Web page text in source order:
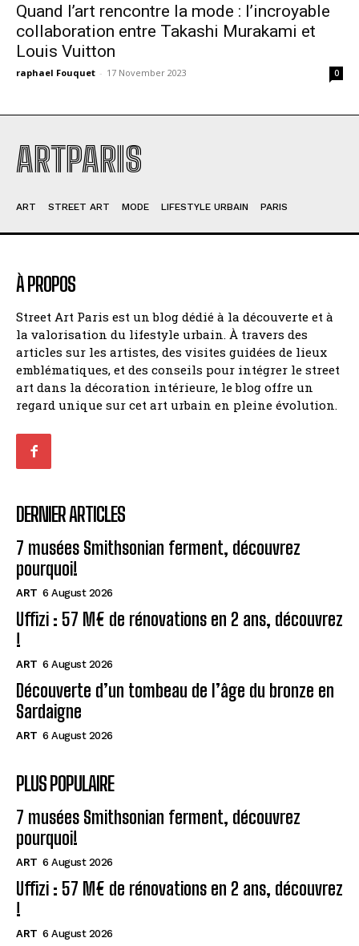
Quand l’art rencontre la mode : l’incroyable
collaboration entre Takashi Murakami et
Louis Vuitton
raphael Fouquet - 17 November 2023 0
ARTPARIS
ART STREET ART MODE LIFESTYLE URBAIN PARIS
À PROPOS
Street Art Paris est un blog dédié à la découverte et à
la valorisation du lifestyle urbain. À travers des
articles sur les artistes, des visites guidées de lieux
emblématiques, et des conseils pour intégrer le street
art dans la décoration intérieure, le blog offre un
regard unique sur cet art urbain en pleine évolution.
DERNIER ARTICLES
7 musées Smithsonian ferment, découvrez
pourquoi!
ART 6 August 2026
Uffizi : 57 M€ de rénovations en 2 ans, découvrez
!
ART 6 August 2026
Découverte d’un tombeau de l’âge du bronze en
Sardaigne
ART 6 August 2026
PLUS POPULAIRE
7 musées Smithsonian ferment, découvrez
pourquoi!
ART 6 August 2026
Uffizi : 57 M€ de rénovations en 2 ans, découvrez
!
ART 6 August 2026